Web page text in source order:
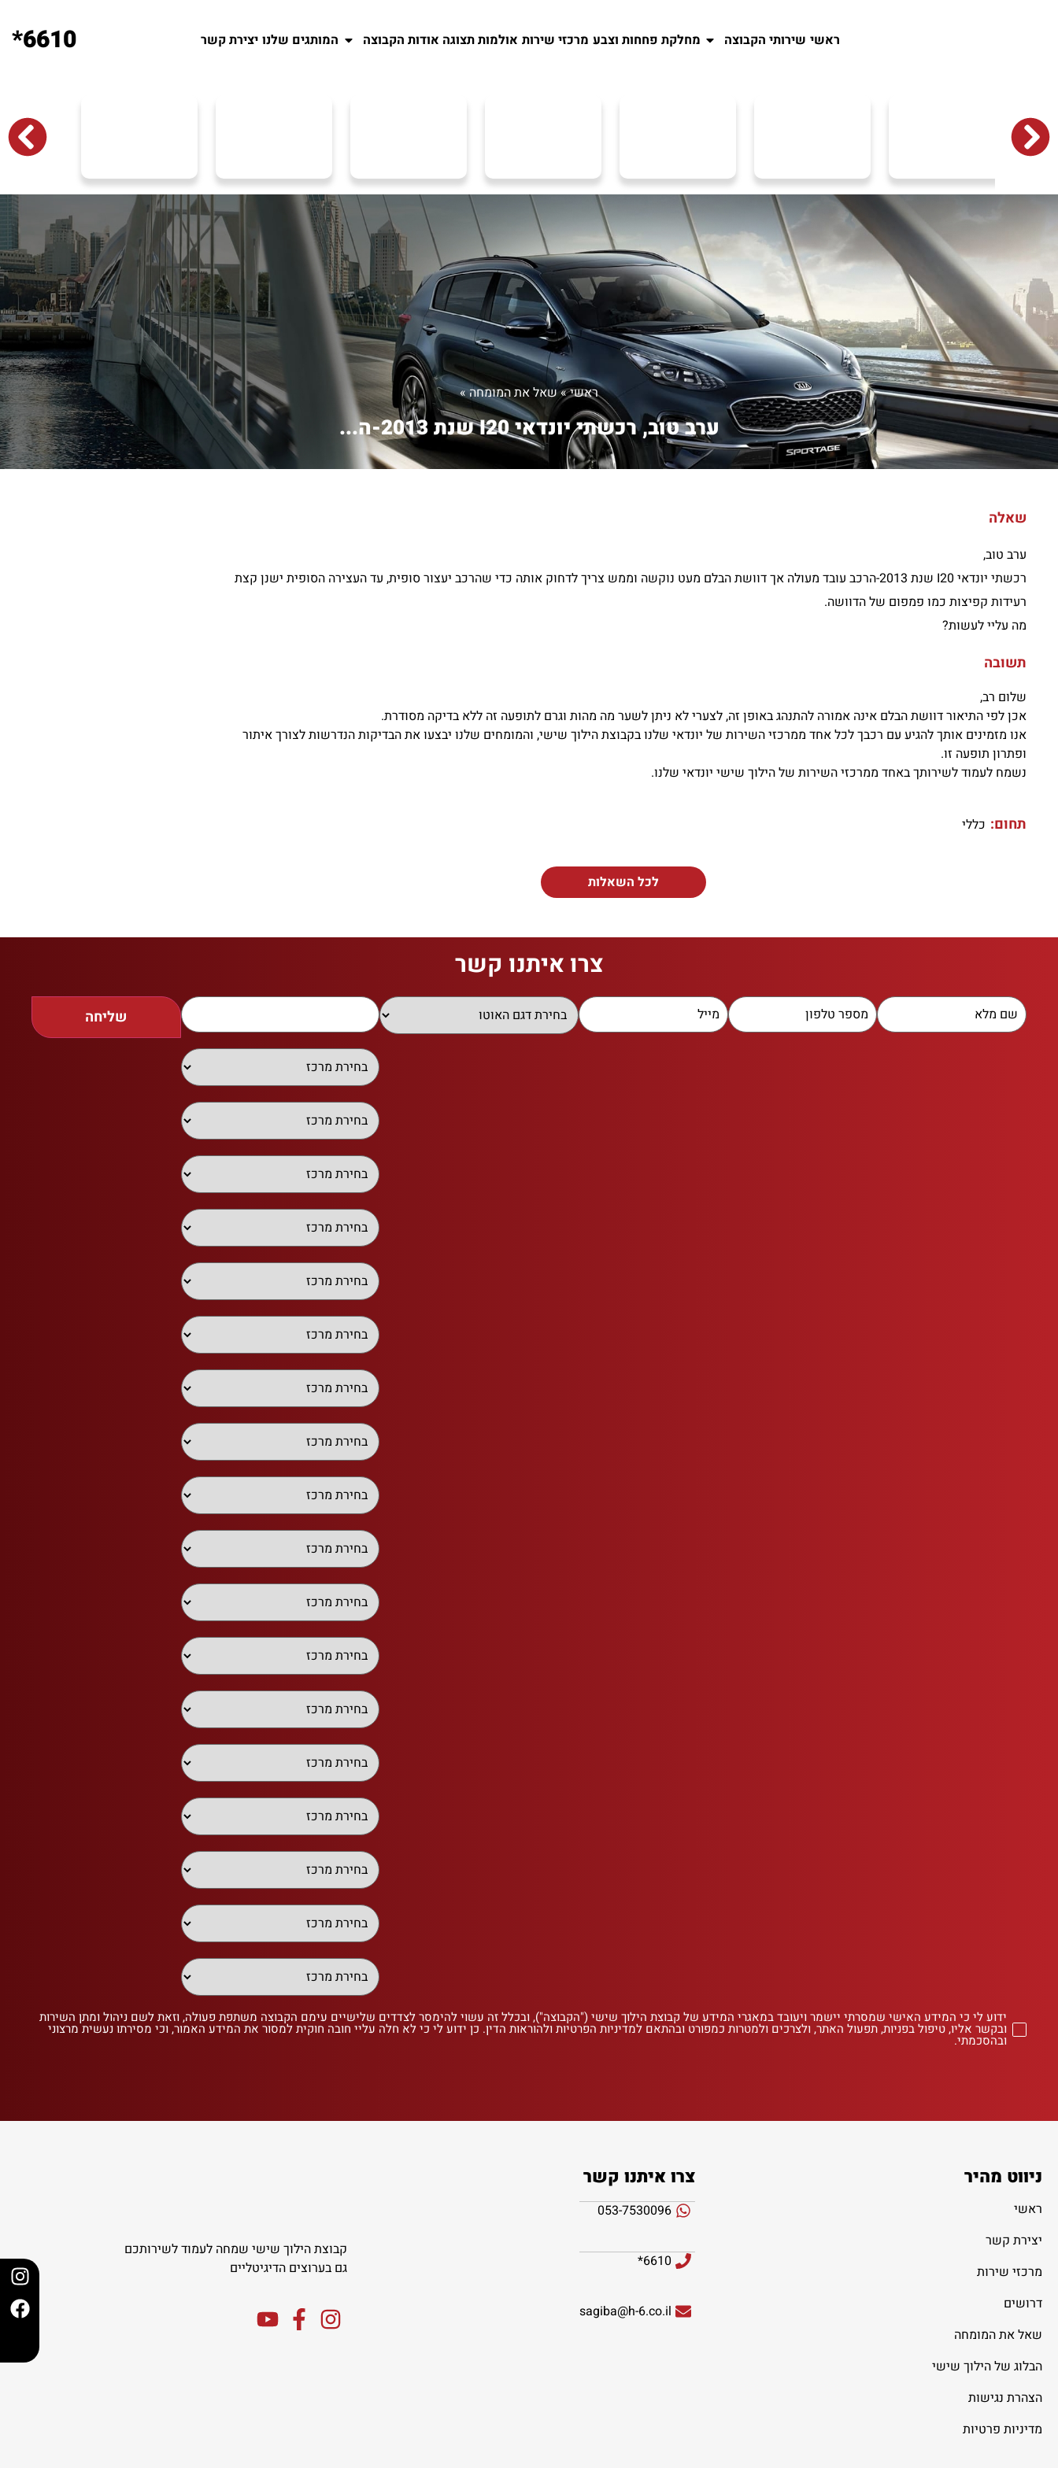
ראשי שירותי הקבוצה מחלקת פחחות וצבע מרכזי שירות אולמות תצוגה אודות הקבוצה המותגים שלנו יצירת קשר 6610*
ראשי»שאל את המומחה»
ערב טוב, רכשתי יונדאי I20 שנת 2013-ה...
שאלה
ערב טוב,
רכשתי יונדאי I20 שנת 2013-הרכב עובד מעולה אך דוושת הבלם מעט נוקשה וממש צריך לדחוק אותה כדי שהרכב יעצור סופית, עד העצירה הסופית ישנן קצת
רעידות קפיצות כמו פמפום של הדוושה.
מה עליי לעשות?
תשובה
שלום רב,
אכן לפי התיאור דוושת הבלם אינה אמורה להתנהג באופן זה, לצערי לא ניתן לשער מה מהות וגרם לתופעה זה ללא בדיקה מסודרת.
אנו מזמינים אותך להגיע עם רכבך לכל אחד ממרכזי השירות של יונדאי שלנו בקבוצת הילוך שישי, והמומחים שלנו יבצעו את הבדיקות הנדרשות לצורך איתור
ופתרון תופעה זו.
נשמח לעמוד לשירותך באחד ממרכזי השירות של הילוך שישי יונדאי שלנו.
תחום: כללי
לכל השאלות
צרו איתנו קשר
שליחה
ידוע לי כי המידע האישי שמסרתי יישמר ויעובד במאגרי המידע של קבוצת הילוך שישי ("הקבוצה"), ובכלל זה עשוי להימסר לצדדים שלישיים עימם הקבוצה משתפת פעולה, וזאת לשם ניהול ומתן השירות
ובקשר אליו, טיפול בפניות, תפעול האתר, ולצרכים ולמטרות כמפורט ובהתאם למדיניות הפרטיות ולהוראות הדין. כן ידוע לי כי לא חלה עליי חובה חוקית למסור את המידע האמור, וכי מסירתו נעשית מרצוני
ובהסכמתי.
ניווט מהיר
ראשי
יצירת קשר
מרכזי שירות
דרושים
שאל את המומחה
הבלוג של הילוך שישי
הצהרת נגישות
מדיניות פרטיות
צרו איתנו קשר
053-7530096
6610*
sagiba@h-6.co.il
קבוצת הילוך שישי שמחה לעמוד לשירותכם
גם בערוצים הדיגיטליים